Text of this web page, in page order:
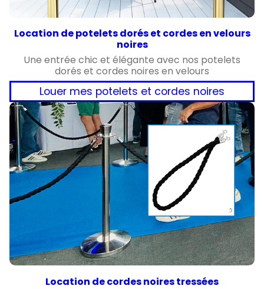
Location de potelets dorés et cordes en velours
noires
Une entrée chic et élégante avec nos potelets
dorés et cordes noires en velours
Louer mes potelets et cordes noires
Location de cordes noires tressées